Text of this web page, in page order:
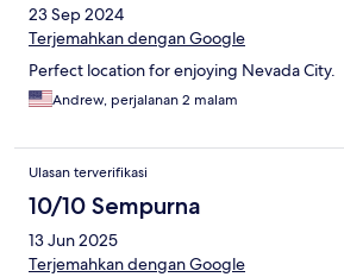
23 Sep 2024
Terjemahkan dengan Google
Perfect location for enjoying Nevada City.
Andrew, perjalanan 2 malam
Ulasan terverifikasi
10/10 Sempurna
13 Jun 2025
Terjemahkan dengan Google